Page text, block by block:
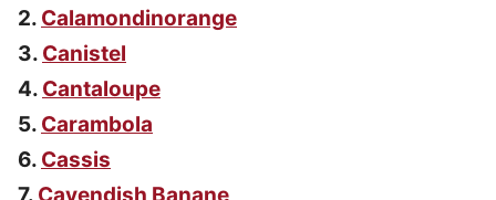
2. Calamondinorange
3. Canistel
4. Cantaloupe
5. Carambola
6. Cassis
7. Cavendish Banane